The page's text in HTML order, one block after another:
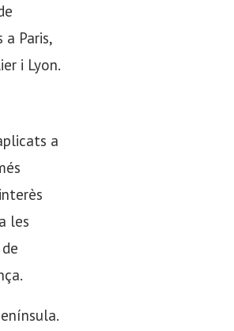
Paris,
i Lyon.
a
les